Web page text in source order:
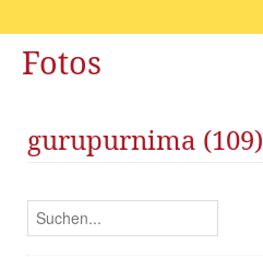
Fotos
gurupurnima (109)